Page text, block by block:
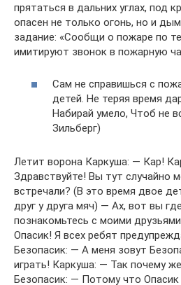
прятаться в дальних углах, под
опасен не только огонь, но и
задание: «Сообщи о пожаре по
имитируют звонок в пожарную
Сам не справишься с
детей. Не теряя время
Набирай умело, Чтоб не
Зильберг)
Летит ворона Каркуша: — Кар!
Здравствуйте! Вы тут случайно
встречали? (В это время двое
друг у друга мяч) — Ах, вот вы
познакомьтесь с моими
Опасик! Я всех ребят
Безопасик: — А меня зовут
играть! Каркуша: — Так почему
Безопасик: — Потому что